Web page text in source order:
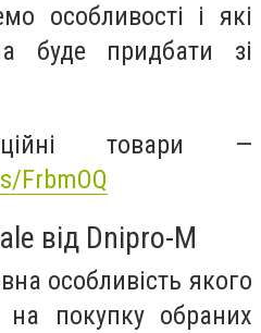
особливості і які
буде придбати зі
товари —
FrbmOQ
від Dnipro-M
особливість якого
покупку обраних